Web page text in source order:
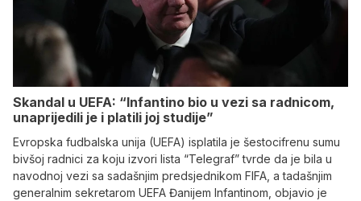
Skandal u UEFA: “Infantino bio u vezi sa radnicom,
unaprijedili je i platili joj studije”
Evropska fudbalska unija (UEFA) isplatila je šestocifrenu sumu
bivšoj radnici za koju izvori lista “Telegraf” tvrde da je bila u
navodnoj vezi sa sadašnjim predsjednikom FIFA, a tadašnjim
generalnim sekretarom UEFA Đanijem Infantinom, objavio je